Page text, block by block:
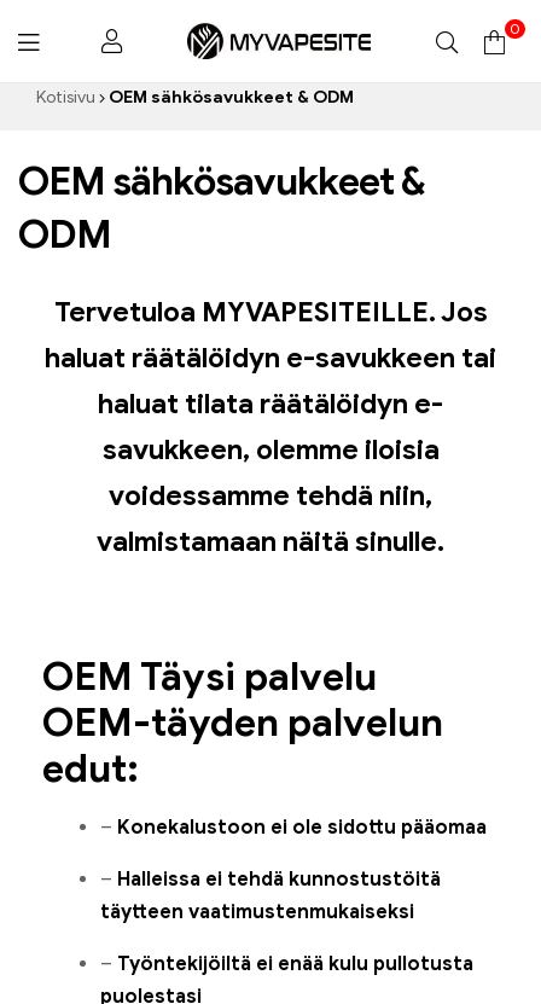
Myvapesite.de
0
Kotisivu OEM sähkösavukkeet & ODM
OEM sähkösavukkeet &
ODM
Tervetuloa MYVAPESITEILLE. Jos
haluat räätälöidyn e-savukkeen tai
haluat tilata räätälöidyn e-
savukkeen, olemme iloisia
voidessamme tehdä niin,
valmistamaan näitä sinulle.
OEM Täysi palvelu
OEM-täyden palvelun
edut:
– Konekalustoon ei ole sidottu pääomaa
– Halleissa ei tehdä kunnostustöitä
täytteen vaatimustenmukaiseksi
– Työntekijöiltä ei enää kulu pullotusta
puolestasi